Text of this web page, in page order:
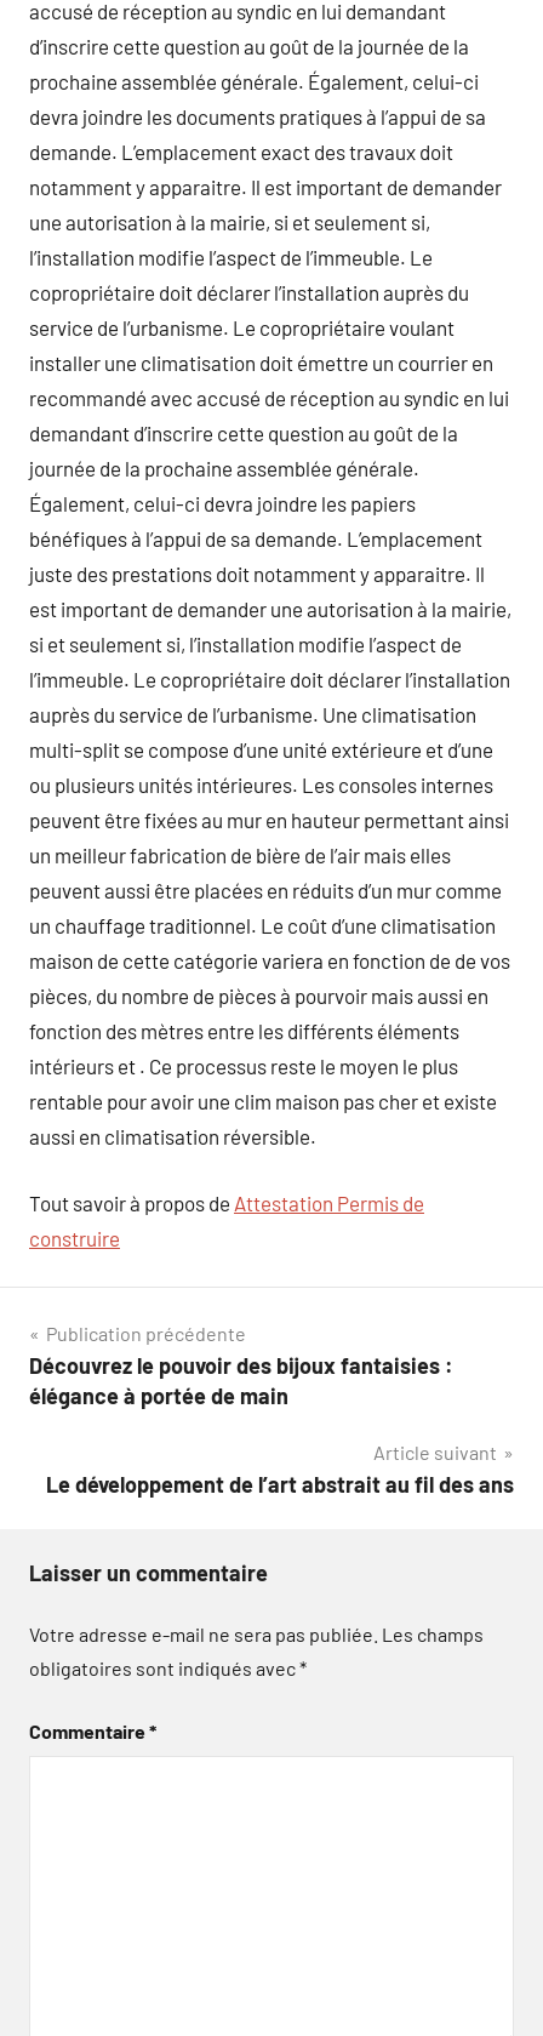
accusé de réception au syndic en lui demandant
d’inscrire cette question au goût de la journée de la
prochaine assemblée générale. Également, celui-ci
devra joindre les documents pratiques à l’appui de sa
demande. L’emplacement exact des travaux doit
notamment y apparaitre. Il est important de demander
une autorisation à la mairie, si et seulement si,
l’installation modifie l’aspect de l’immeuble. Le
copropriétaire doit déclarer l’installation auprès du
service de l’urbanisme. Le copropriétaire voulant
installer une climatisation doit émettre un courrier en
recommandé avec accusé de réception au syndic en lui
demandant d’inscrire cette question au goût de la
journée de la prochaine assemblée générale.
Également, celui-ci devra joindre les papiers
bénéfiques à l’appui de sa demande. L’emplacement
juste des prestations doit notamment y apparaitre. Il
est important de demander une autorisation à la mairie,
si et seulement si, l’installation modifie l’aspect de
l’immeuble. Le copropriétaire doit déclarer l’installation
auprès du service de l’urbanisme. Une climatisation
multi-split se compose d’une unité extérieure et d’une
ou plusieurs unités intérieures. Les consoles internes
peuvent être fixées au mur en hauteur permettant ainsi
un meilleur fabrication de bière de l’air mais elles
peuvent aussi être placées en réduits d’un mur comme
un chauffage traditionnel. Le coût d’une climatisation
maison de cette catégorie variera en fonction de de vos
pièces, du nombre de pièces à pourvoir mais aussi en
fonction des mètres entre les différents éléments
intérieurs et . Ce processus reste le moyen le plus
rentable pour avoir une clim maison pas cher et existe
aussi en climatisation réversible.
Tout savoir à propos de Attestation Permis de
construire
Navigation
de
Publication précédente
Découvrez le pouvoir des bijoux fantaisies :
élégance à portée de main
Article suivant
Le développement de l’art abstrait au fil des ans
Laisser un commentaire
Votre adresse e-mail ne sera pas publiée. Les champs
obligatoires sont indiqués avec*
Commentaire*